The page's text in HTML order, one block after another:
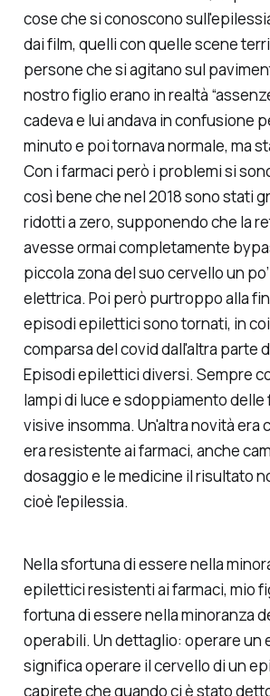
cose che si conoscono
dai film, quelli con quelle scene
persone che si agitano sul
nostro figlio erano in realtà
cadeva e lui andava in confusione
minuto e poi tornava normale, ma
Con i farmaci però i problemi si
così bene che nel 2018 sono stati
ridotti a zero, supponendo che la
avesse ormai completamente
piccola zona del suo cervello un
elettrica. Poi però purtroppo alla
episodi epilettici sono tornati, in
comparsa del covid dall'altra parte
Episodi epilettici diversi. Sempre
lampi di luce e sdoppiamento delle
visive insomma. Un'altra novità era
era resistente ai farmaci, anche
dosaggio e le medicine il risultato
cioè l'epilessia.
Nella sfortuna di essere nella
epilettici resistenti ai farmaci, mio
fortuna di essere nella minoranza
operabili. Un dettaglio: operare un
significa operare il cervello di un
capirete che quando ci è stato detto